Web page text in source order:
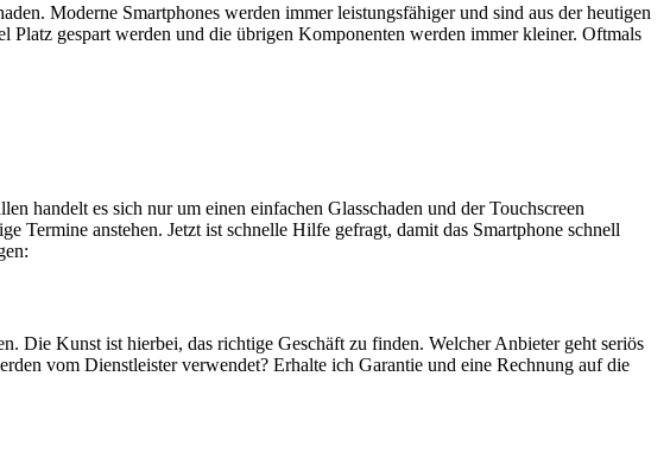
Moderne Smartphones werden immer leistungsfähiger und sind aus der heutigen
gespart werden und die übrigen Komponenten werden immer kleiner. Oftmals
handelt es sich nur um einen einfachen Glasschaden und der Touchscreen
anstehen. Jetzt ist schnelle Hilfe gefragt, damit das Smartphone schnell
Die Kunst ist hierbei, das richtige Geschäft zu finden. Welcher Anbieter geht seriös
vom Dienstleister verwendet? Erhalte ich Garantie und eine Rechnung auf die